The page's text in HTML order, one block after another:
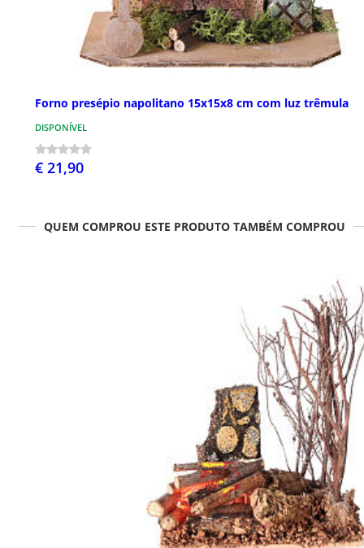
Forno presépio napolitano 15x15x8 cm com luz trêmula
DISPONÍVEL
€ 21,90
QUEM COMPROU ESTE PRODUTO TAMBÉM COMPROU